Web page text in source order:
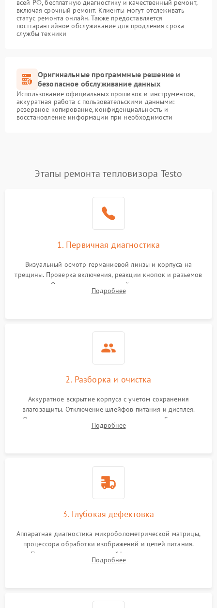
всей РФ, бесплатную диагностику и качественный ремонт,
включая срочный ремонт. Клиенты могут отслеживать
статус ремонта онлайн. Также предоставляется
постгарантийное обслуживание для продления срока
службы техники
Оригинальные программные решение и
безопасное обслуживание данных
Использование официальных прошивок и инструментов,
аккуратная работа с пользовательскими данными:
резервное копирование, конфиденциальность и
восстановление информации при необходимости
Этапы ремонта тепловизора Testo
1. Первичная диагностика
Визуальный осмотр германиевой линзы и корпуса на
трещины. Проверка включения, реакции кнопок и разъемов
зарядки. Оценка вывода тепловой сигнатуры на экран,
проверка базовых функций и считывание системных
Подробнее
2. Разборка и очистка
Аккуратное вскрытие корпуса с учетом сохранения
влагозащиты. Отключение шлейфов питания и дисплея.
Очистка внутренних плат от окислов и пыли. Бережная
обработка германиевого объектива специализированными
Подробнее
3. Глубокая дефектовка
Аппаратная диагностика микроболометрической матрицы,
процессора обработки изображений и цепей питания.
Проверка целостности шлейфов, модуля памяти и
интерфейсов связи. Выявление сгоревших SMD-компонентов
Подробнее